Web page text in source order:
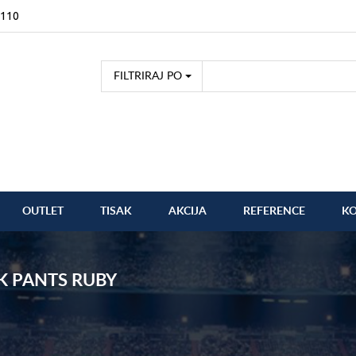
FILTRIRAJ PO
OUTLET TISAK AKCIJA REFERENCE
PANTS RUBY